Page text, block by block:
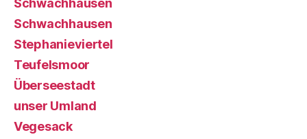
Schwachhausen
Schwachhausen
Stephanieviertel
Teufelsmoor
Überseestadt
unser Umland
Vegesack